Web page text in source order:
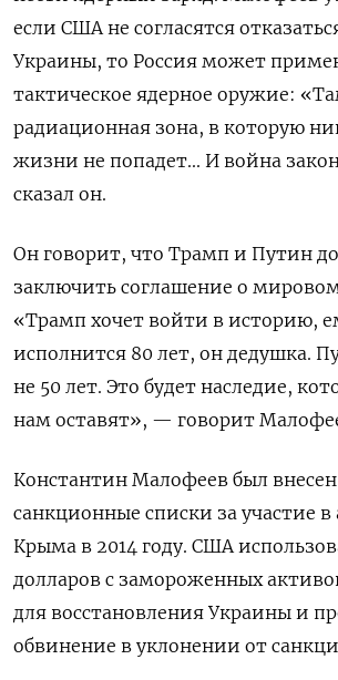
если США не согласятся
Украины, то Россия может
тактическое ядерное оружие:
радиационная зона, в которую
жизни не попадет... И война
сказал он.
Он говорит, что Трамп и Путин
заключить соглашение о
«Трамп хочет войти в историю,
исполнится 80 лет, он дедушка.
не 50 лет. Это будет наследие,
нам оставят», — говорит
Константин Малофеев был
санкционные списки за участие в
Крыма в 2014 году. США
долларов с замороженных
для восстановления Украины и
обвинение в уклонении от